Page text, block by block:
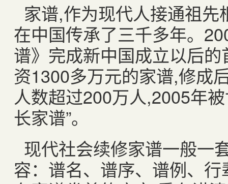
家谱,作为现代人接通祖先
在中国传承了三千多年。
谱》完成新中国成立以后的
资1300多万元的家谱,修成
人数超过200万人,2005年
长家谱”。
现代社会续修家谱一般一
容：谱名、谱序、谱例、